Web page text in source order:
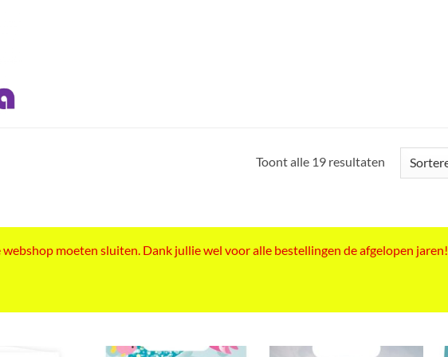
Toont alle 19 resultatenGesorteerd
moeten sluiten. Dank jullie wel voor alle bestellingen de afgelopen jaren!